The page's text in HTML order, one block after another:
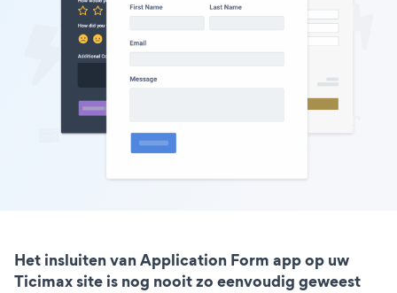
Het insluiten van Application Form app op uw
Ticimax site is nog nooit zo eenvoudig geweest